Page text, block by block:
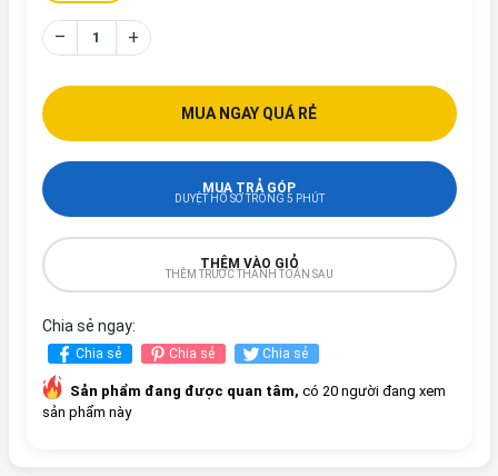
– +
MUA NGAY QUÁ RẺ
MUA TRẢ GÓP
DUYỆT HỒ SƠ TRONG 5 PHÚT
THÊM VÀO GIỎ
THÊM TRƯỚC THANH TOÁN SAU
Chia sẻ ngay:
Chia sẻ Chia sẻ Chia sẻ
Sản phẩm đang được quan tâm, có 20 người đang xem
sản phẩm này